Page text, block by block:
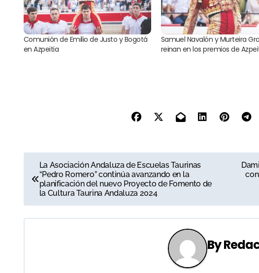
Comunión de Emilio de Justo y Bogotá
en Azpeitia
Samuel Navalón y Murteira
reinan en los premios de
a
v
e
La Asociación Andaluza de Escuelas Taurinas
“Pedro Romero” continúa avanzando en la
planificación del nuevo Proyecto de Fomento de
la Cultura Taurina Andaluza 2024
By